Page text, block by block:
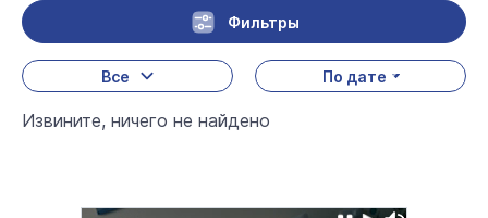
Фильтры
Все По дате
Извините, ничего не найдено